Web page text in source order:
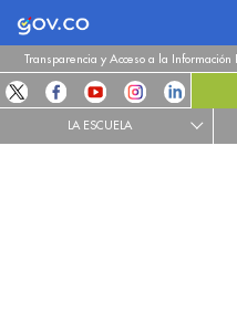
Logo Gobierno de
Transparencia y Acceso a la Información
LA ESCUELA